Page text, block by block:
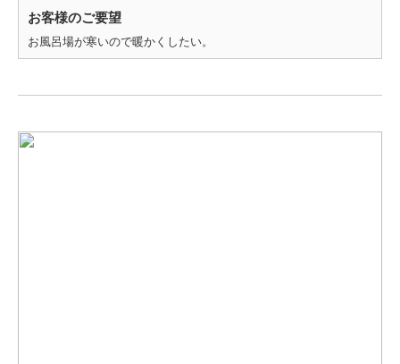
お客様のご要望
お風呂場が寒いので暖かくしたい。